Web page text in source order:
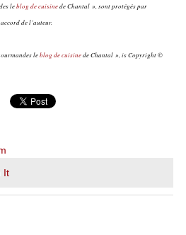
leblog de cuisinede Chantal », sont protégés par
de l’auteur.
leblog de cuisinede Chantal », is Copyright ©
It